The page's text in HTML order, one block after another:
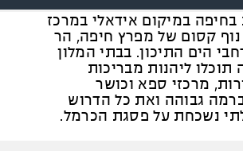
בחיפה במיקום אידאלי במרכז
קסום של מפרץ חיפה, הר
הים התיכון. בבתי המלון
תוכלו ליהנות מבריכות
מרכזי ספא וכושר
גבוהה ואת כל הדרוש
נשכחת על פסגת הכרמל.